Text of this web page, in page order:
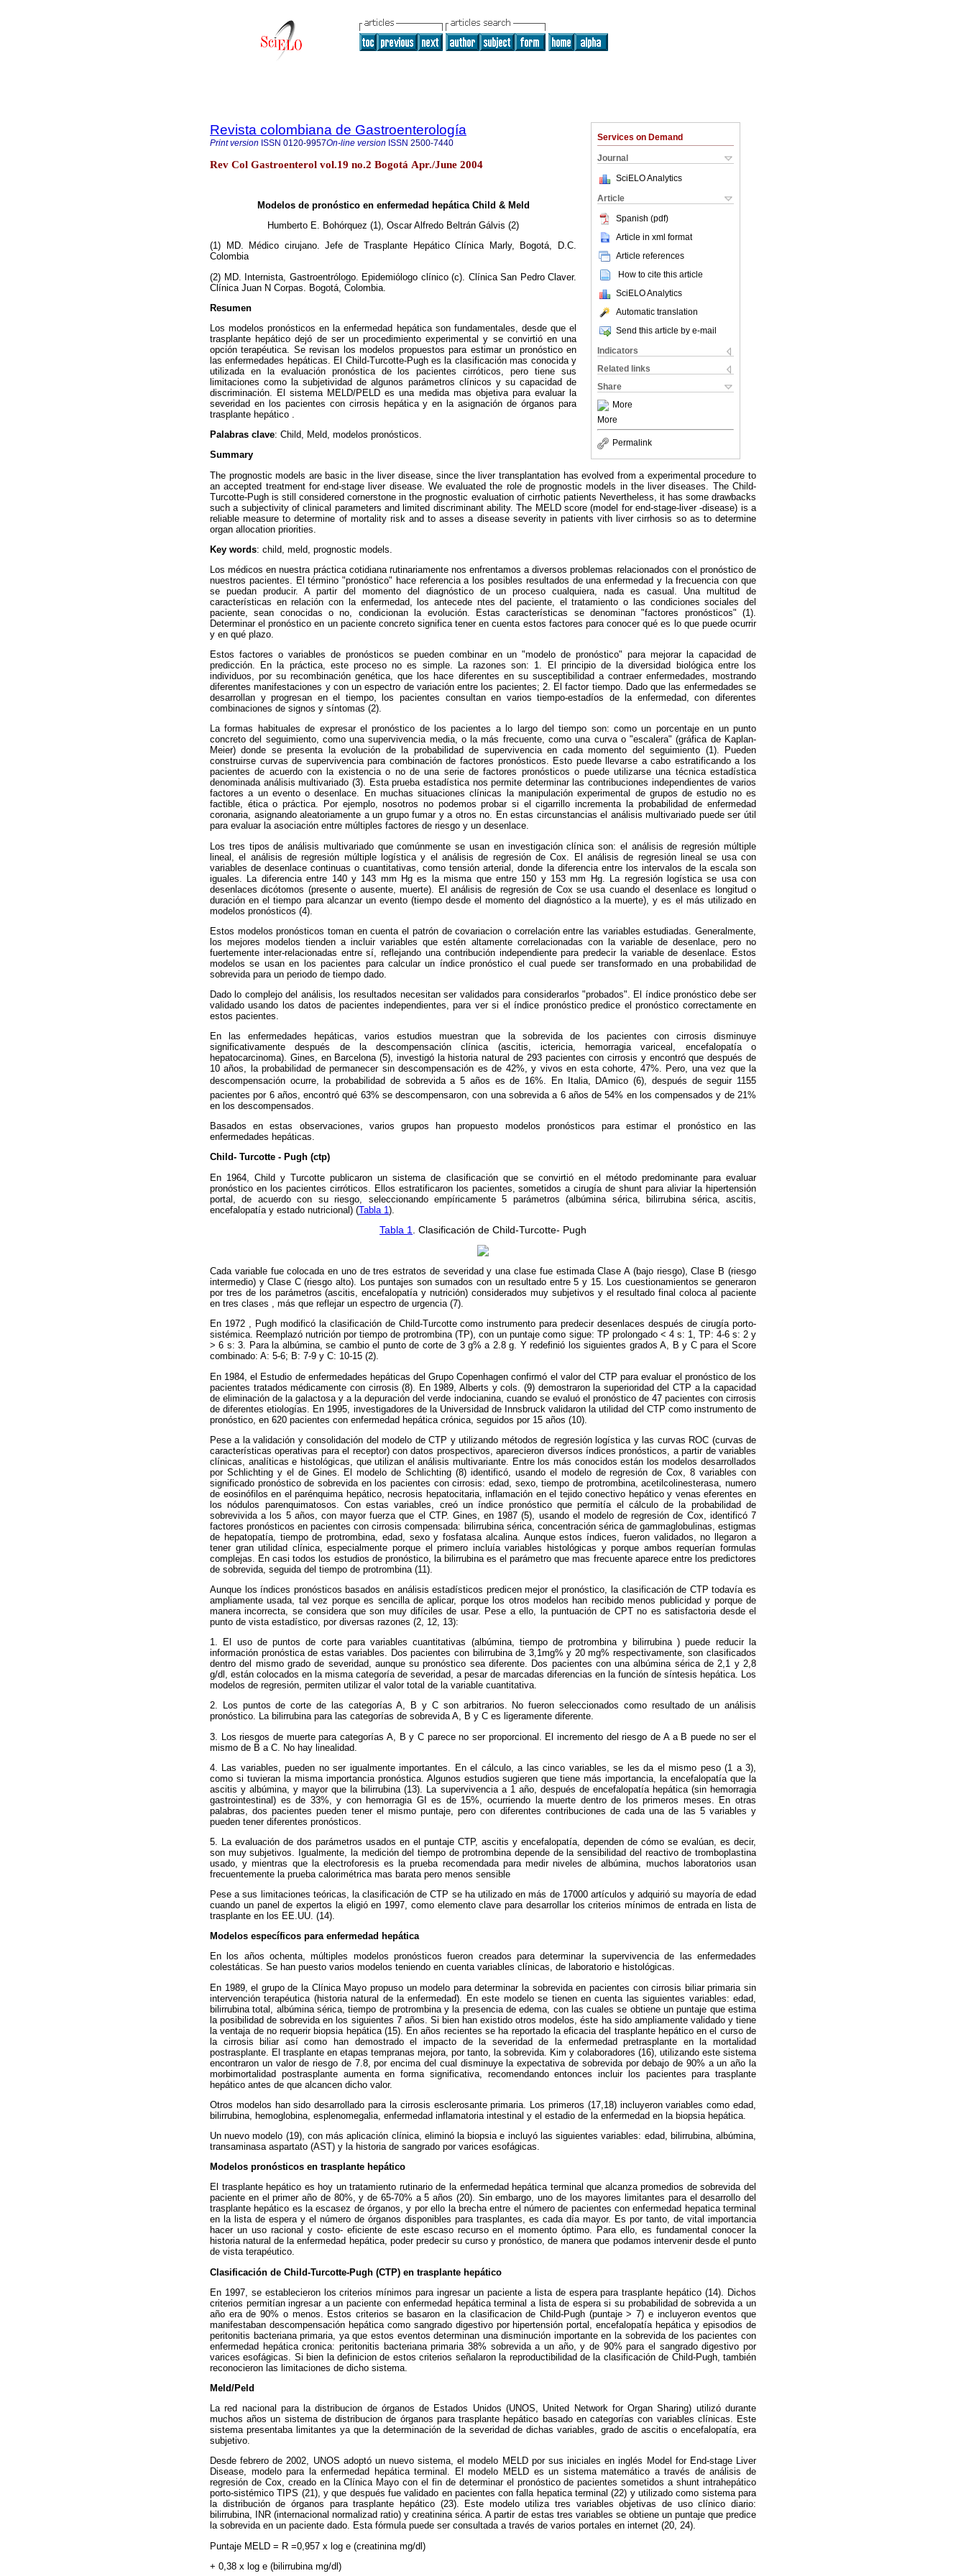
Services on Demand
Journal
SciELO Analytics
Article
Spanish (pdf)
Article in xml format
Article references
How to cite this article
SciELO Analytics
Automatic translation
Send this article by e-mail
Indicators
Related links
Share
More
More
Permalink
Revista colombiana de Gastroenterología
Print version ISSN 0120-9957On-line version ISSN 2500-7440
Rev Col Gastroenterol vol.19 no.2 Bogotá Apr./June 2004
Modelos de pronóstico en enfermedad hepática Child & Meld
Humberto E. Bohórquez (1), Oscar Alfredo Beltrán Gálvis (2)
(1) MD. Médico cirujano. Jefe de Trasplante Hepático Clínica Marly, Bogotá, D.C.
Colombia
(2) MD. Internista, Gastroentrólogo. Epidemiólogo clínico (c). Clínica San Pedro Claver.
Clínica Juan N Corpas. Bogotá, Colombia.
Resumen
Los modelos pronósticos en la enfermedad hepática son fundamentales, desde que el
trasplante hepático dejó de ser un procedimiento experimental y se convirtió en una
opción terapéutica. Se revisan los modelos propuestos para estimar un pronóstico en
las enfermedades hepáticas. El Child-Turcotte-Pugh es la clasificación mas conocida y
utilizada en la evaluación pronóstica de los pacientes cirróticos, pero tiene sus
limitaciones como la subjetividad de algunos parámetros clínicos y su capacidad de
discriminación. El sistema MELD/PELD es una medida mas objetiva para evaluar la
severidad en los pacientes con cirrosis hepática y en la asignación de órganos para
trasplante hepático .
Palabras clave: Child, Meld, modelos pronósticos.
Summary
The prognostic models are basic in the liver disease, since the liver transplantation has evolved from a experimental procedure to
an accepted treatment for end-stage liver disease. We evaluated the role de prognostic models in the liver diseases. The Child-
Turcotte-Pugh is still considered cornerstone in the prognostic evaluation of cirrhotic patients Nevertheless, it has some drawbacks
such a subjectivity of clinical parameters and limited discriminant ability. The MELD score (model for end-stage-liver -disease) is a
reliable measure to determine of mortality risk and to asses a disease severity in patients vith liver cirrhosis so as to determine
organ allocation priorities.
Key words: child, meld, prognostic models.
Los médicos en nuestra práctica cotidiana rutinariamente nos enfrentamos a diversos problemas relacionados con el pronóstico de
nuestros pacientes. El término "pronóstico" hace referencia a los posibles resultados de una enfermedad y la frecuencia con que
se puedan producir. A partir del momento del diagnóstico de un proceso cualquiera, nada es casual. Una multitud de
características en relación con la enfermedad, los antecede ntes del paciente, el tratamiento o las condiciones sociales del
paciente, sean conocidas o no, condicionan la evolución. Estas características se denominan "factores pronósticos" (1).
Determinar el pronóstico en un paciente concreto significa tener en cuenta estos factores para conocer qué es lo que puede ocurrir
y en qué plazo.
Estos factores o variables de pronósticos se pueden combinar en un "modelo de pronóstico" para mejorar la capacidad de
predicción. En la práctica, este proceso no es simple. La razones son: 1. El principio de la diversidad biológica entre los
individuos, por su recombinación genética, que los hace diferentes en su susceptibilidad a contraer enfermedades, mostrando
diferentes manifestaciones y con un espectro de variación entre los pacientes; 2. El factor tiempo. Dado que las enfermedades se
desarrollan y progresan en el tiempo, los pacientes consultan en varios tiempo-estadíos de la enfermedad, con diferentes
combinaciones de signos y síntomas (2).
La formas habituales de expresar el pronóstico de los pacientes a lo largo del tiempo son: como un porcentaje en un punto
concreto del seguimiento, como una supervivencia media, o la más frecuente, como una curva o "escalera" (gráfica de Kaplan-
Meier) donde se presenta la evolución de la probabilidad de supervivencia en cada momento del seguimiento (1). Pueden
construirse curvas de supervivencia para combinación de factores pronósticos. Esto puede llevarse a cabo estratificando a los
pacientes de acuerdo con la existencia o no de una serie de factores pronósticos o puede utilizarse una técnica estadística
denominada análisis multivariado (3). Esta prueba estadística nos permite determinar las contribuciones independientes de varios
factores a un evento o desenlace. En muchas situaciones clínicas la manipulación experimental de grupos de estudio no es
factible, ética o práctica. Por ejemplo, nosotros no podemos probar si el cigarrillo incrementa la probabilidad de enfermedad
coronaria, asignando aleatoriamente a un grupo fumar y a otros no. En estas circunstancias el análisis multivariado puede ser útil
para evaluar la asociación entre múltiples factores de riesgo y un desenlace.
Los tres tipos de análisis multivariado que comúnmente se usan en investigación clínica son: el análisis de regresión múltiple
lineal, el análisis de regresión múltiple logística y el análisis de regresión de Cox. El análisis de regresión lineal se usa con
variables de desenlace continuas o cuantitativas, como tensión arterial, donde la diferencia entre los intervalos de la escala son
iguales. La diferencia entre 140 y 143 mm Hg es la misma que entre 150 y 153 mm Hg. La regresión logística se usa con
desenlaces dicótomos (presente o ausente, muerte). El análisis de regresión de Cox se usa cuando el desenlace es longitud o
duración en el tiempo para alcanzar un evento (tiempo desde el momento del diagnóstico a la muerte), y es el más utilizado en
modelos pronósticos (4).
Estos modelos pronósticos toman en cuenta el patrón de covariacion o correlación entre las variables estudiadas. Generalmente,
los mejores modelos tienden a incluir variables que estén altamente correlacionadas con la variable de desenlace, pero no
fuertemente inter-relacionadas entre sí, reflejando una contribución independiente para predecir la variable de desenlace. Estos
modelos se usan en los pacientes para calcular un índice pronóstico el cual puede ser transformado en una probabilidad de
sobrevida para un periodo de tiempo dado.
Dado lo complejo del análisis, los resultados necesitan ser validados para considerarlos "probados". El índice pronóstico debe ser
validado usando los datos de pacientes independientes, para ver si el índice pronóstico predice el pronóstico correctamente en
estos pacientes.
En las enfermedades hepáticas, varios estudios muestran que la sobrevida de los pacientes con cirrosis disminuye
significativamente después de la descompensación clínica (ascitis, ictericia, hemorragia variceal, encefalopatía o
hepatocarcinoma). Gines, en Barcelona (5), investigó la historia natural de 293 pacientes con cirrosis y encontró que después de
10 años, la probabilidad de permanecer sin descompensación es de 42%, y vivos en esta cohorte, 47%. Pero, una vez que la
descompensación ocurre, la probabilidad de sobrevida a 5 años es de 16%. En Italia, DAmico (6), después de seguir 1155
pacientes por 6 años, encontró qué 63% se descompensaron, con una sobrevida a 6 años de 54% en los compensados y de 21%
en los descompensados.
Basados en estas observaciones, varios grupos han propuesto modelos pronósticos para estimar el pronóstico en las
enfermedades hepáticas.
Child- Turcotte - Pugh (ctp)
En 1964, Child y Turcotte publicaron un sistema de clasificación que se convirtió en el método predominante para evaluar
pronóstico en los pacientes cirróticos. Ellos estratificaron los pacientes, sometidos a cirugía de shunt para aliviar la hipertensión
portal, de acuerdo con su riesgo, seleccionando empíricamente 5 parámetros (albúmina sérica, bilirrubina sérica, ascitis,
encefalopatía y estado nutricional) (Tabla 1).
Tabla 1
. Clasificación de Child-Turcotte- Pugh
Cada variable fue colocada en uno de tres estratos de severidad y una clase fue estimada Clase A (bajo riesgo), Clase B (riesgo
intermedio) y Clase C (riesgo alto). Los puntajes son sumados con un resultado entre 5 y 15. Los cuestionamientos se generaron
por tres de los parámetros (ascitis, encefalopatía y nutrición) considerados muy subjetivos y el resultado final coloca al paciente
en tres clases , más que reflejar un espectro de urgencia (7).
En 1972 , Pugh modificó la clasificación de Child-Turcotte como instrumento para predecir desenlaces después de cirugía porto-
sistémica. Reemplazó nutrición por tiempo de protrombina (TP), con un puntaje como sigue: TP prolongado < 4 s: 1, TP: 4-6 s: 2 y
> 6 s: 3. Para la albúmina, se cambio el punto de corte de 3 g% a 2.8 g. Y redefinió los siguientes grados A, B y C para el Score
combinado: A: 5-6; B: 7-9 y C: 10-15 (2).
En 1984, el Estudio de enfermedades hepáticas del Grupo Copenhagen confirmó el valor del CTP para evaluar el pronóstico de los
pacientes tratados médicamente con cirrosis (8). En 1989, Alberts y cols. (9) demostraron la superioridad del CTP a la capacidad
de eliminación de la galactosa y a la depuración del verde indocianina, cuando se evaluó el pronóstico de 47 pacientes con cirrosis
de diferentes etiologías. En 1995, investigadores de la Universidad de Innsbruck validaron la utilidad del CTP como instrumento de
pronóstico, en 620 pacientes con enfermedad hepática crónica, seguidos por 15 años (10).
Pese a la validación y consolidación del modelo de CTP y utilizando métodos de regresión logística y las curvas ROC (curvas de
características operativas para el receptor) con datos prospectivos, aparecieron diversos índices pronósticos, a partir de variables
clínicas, analíticas e histológicas, que utilizan el análisis multivariante. Entre los más conocidos están los modelos desarrollados
por Schlichting y el de Gines. El modelo de Schlichting (8) identificó, usando el modelo de regresión de Cox, 8 variables con
significado pronóstico de sobrevida en los pacientes con cirrosis: edad, sexo, tiempo de protrombina, acetilcolinesterasa, numero
de eosinófilos en el parénquima hepático, necrosis hepatocitaria, inflamación en el tejido conectivo hepático y venas eferentes en
los nódulos parenquimatosos. Con estas variables, creó un índice pronóstico que permitía el cálculo de la probabilidad de
sobrevivida a los 5 años, con mayor fuerza que el CTP. Gines, en 1987 (5), usando el modelo de regresión de Cox, identificó 7
factores pronósticos en pacientes con cirrosis compensada: bilirrubina sérica, concentración sérica de gammaglobulinas, estigmas
de hepatopatía, tiempo de protrombina, edad, sexo y fosfatasa alcalina. Aunque estos índices, fueron validados, no llegaron a
tener gran utilidad clínica, especialmente porque el primero incluía variables histológicas y porque ambos requerían formulas
complejas. En casi todos los estudios de pronóstico, la bilirrubina es el parámetro que mas frecuente aparece entre los predictores
de sobrevida, seguida del tiempo de protrombina (11).
Aunque los índices pronósticos basados en análisis estadísticos predicen mejor el pronóstico, la clasificación de CTP todavía es
ampliamente usada, tal vez porque es sencilla de aplicar, porque los otros modelos han recibido menos publicidad y porque de
manera incorrecta, se considera que son muy difíciles de usar. Pese a ello, la puntuación de CPT no es satisfactoria desde el
punto de vista estadístico, por diversas razones (2, 12, 13):
1. El uso de puntos de corte para variables cuantitativas (albúmina, tiempo de protrombina y bilirrubina ) puede reducir la
información pronóstica de estas variables. Dos pacientes con bilirrubina de 3,1mg% y 20 mg% respectivamente, son clasificados
dentro del mismo grado de severidad, aunque su pronóstico sea diferente. Dos pacientes con una albúmina sérica de 2,1 y 2,8
g/dl, están colocados en la misma categoría de severidad, a pesar de marcadas diferencias en la función de síntesis hepática. Los
modelos de regresión, permiten utilizar el valor total de la variable cuantitativa.
2. Los puntos de corte de las categorías A, B y C son arbitrarios. No fueron seleccionados como resultado de un análisis
pronóstico. La bilirrubina para las categorías de sobrevida A, B y C es ligeramente diferente.
3. Los riesgos de muerte para categorías A, B y C parece no ser proporcional. El incremento del riesgo de A a B puede no ser el
mismo de B a C. No hay linealidad.
4. Las variables, pueden no ser igualmente importantes. En el cálculo, a las cinco variables, se les da el mismo peso (1 a 3),
como si tuvieran la misma importancia pronóstica. Algunos estudios sugieren que tiene más importancia, la encefalopatía que la
ascitis y albúmina, y mayor que la bilirrubina (13). La supervivencia a 1 año, después de encefalopatía hepática (sin hemorragia
gastrointestinal) es de 33%, y con hemorragia GI es de 15%, ocurriendo la muerte dentro de los primeros meses. En otras
palabras, dos pacientes pueden tener el mismo puntaje, pero con diferentes contribuciones de cada una de las 5 variables y
pueden tener diferentes pronósticos.
5. La evaluación de dos parámetros usados en el puntaje CTP, ascitis y encefalopatía, dependen de cómo se evalúan, es decir,
son muy subjetivos. Igualmente, la medición del tiempo de protrombina depende de la sensibilidad del reactivo de tromboplastina
usado, y mientras que la electroforesis es la prueba recomendada para medir niveles de albúmina, muchos laboratorios usan
frecuentemente la prueba calorimétrica mas barata pero menos sensible
Pese a sus limitaciones teóricas, la clasificación de CTP se ha utilizado en más de 17000 artículos y adquirió su mayoría de edad
cuando un panel de expertos la eligió en 1997, como elemento clave para desarrollar los criterios mínimos de entrada en lista de
trasplante en los EE.UU. (14).
Modelos específicos para enfermedad hepática
En los años ochenta, múltiples modelos pronósticos fueron creados para determinar la supervivencia de las enfermedades
colestáticas. Se han puesto varios modelos teniendo en cuenta variables clínicas, de laboratorio e histológicas.
En 1989, el grupo de la Clínica Mayo propuso un modelo para determinar la sobrevida en pacientes con cirrosis biliar primaria sin
intervención terapéutica (historia natural de la enfermedad). En este modelo se tienen en cuenta las siguientes variables: edad,
bilirrubina total, albúmina sérica, tiempo de protrombina y la presencia de edema, con las cuales se obtiene un puntaje que estima
la posibilidad de sobrevida en los siguientes 7 años. Si bien han existido otros modelos, éste ha sido ampliamente validado y tiene
la ventaja de no requerir biopsia hepática (15). En años recientes se ha reportado la eficacia del trasplante hepático en el curso de
la cirrosis biliar así como han demostrado el impacto de la severidad de la enfermedad pretrasplante en la mortalidad
postrasplante. El trasplante en etapas tempranas mejora, por tanto, la sobrevida. Kim y colaboradores (16), utilizando este sistema
encontraron un valor de riesgo de 7.8, por encima del cual disminuye la expectativa de sobrevida por debajo de 90% a un año la
morbimortalidad postrasplante aumenta en forma significativa, recomendando entonces incluir los pacientes para trasplante
hepático antes de que alcancen dicho valor.
Otros modelos han sido desarrollado para la cirrosis esclerosante primaria. Los primeros (17,18) incluyeron variables como edad,
bilirrubina, hemoglobina, esplenomegalia, enfermedad inflamatoria intestinal y el estadio de la enfermedad en la biopsia hepática.
Un nuevo modelo (19), con más aplicación clínica, eliminó la biopsia e incluyó las siguientes variables: edad, bilirrubina, albúmina,
transaminasa aspartato (AST) y la historia de sangrado por varices esofágicas.
Modelos pronósticos en trasplante hepático
El trasplante hepático es hoy un tratamiento rutinario de la enfermedad hepática terminal que alcanza promedios de sobrevida del
paciente en el primer año de 80%, y de 65-70% a 5 años (20). Sin embargo, uno de los mayores limitantes para el desarrollo del
trasplante hepático es la escasez de órganos, y por ello la brecha entre el número de pacientes con enfermedad hepatica terminal
en la lista de espera y el número de órganos disponibles para trasplantes, es cada día mayor. Es por tanto, de vital importancia
hacer un uso racional y costo- eficiente de este escaso recurso en el momento óptimo. Para ello, es fundamental conocer la
historia natural de la enfermedad hepática, poder predecir su curso y pronóstico, de manera que podamos intervenir desde el punto
de vista terapéutico.
Clasificación de Child-Turcotte-Pugh (CTP) en trasplante hepático
En 1997, se establecieron los criterios mínimos para ingresar un paciente a lista de espera para trasplante hepático (14). Dichos
criterios permitían ingresar a un paciente con enfermedad hepática terminal a lista de espera si su probabilidad de sobrevida a un
año era de 90% o menos. Estos criterios se basaron en la clasificacion de Child-Pugh (puntaje > 7) e incluyeron eventos que
manifestaban descompensación hepática como sangrado digestivo por hipertensión portal, encefalopatía hepática y episodios de
peritonitis bacteriana primaria, ya que estos eventos determinan una disminución importante en la sobrevida de los pacientes con
enfermedad hepática cronica: peritonitis bacteriana primaria 38% sobrevida a un año, y de 90% para el sangrado digestivo por
varices esofágicas. Si bien la definicion de estos criterios señalaron la reproductibilidad de la clasificación de Child-Pugh, también
reconocieron las limitaciones de dicho sistema.
Meld/Peld
La red nacional para la distribucion de órganos de Estados Unidos (UNOS, United Network for Organ Sharing) utilizó durante
muchos años un sistema de distribucion de órganos para trasplante hepático basado en categorías con variables clínicas. Este
sistema presentaba limitantes ya que la determinación de la severidad de dichas variables, grado de ascitis o encefalopatía, era
subjetivo.
Desde febrero de 2002, UNOS adoptó un nuevo sistema, el modelo MELD por sus iniciales en inglés Model for End-stage Liver
Disease, modelo para la enfermedad hepática terminal. El modelo MELD es un sistema matemático a través de análisis de
regresión de Cox, creado en la Clínica Mayo con el fin de determinar el pronóstico de pacientes sometidos a shunt intrahepático
porto-sistémico TIPS (21), y que después fue validado en pacientes con falla hepatica terminal (22) y utilizado como sistema para
la distribución de órganos para trasplante hepático (23). Este modelo utiliza tres variables objetivas de uso clínico diario:
bilirrubina, INR (internacional normalizad ratio) y creatinina sérica. A partir de estas tres variables se obtiene un puntaje que predice
la sobrevida en un paciente dado. Esta fórmula puede ser consultada a través de varios portales en internet (20, 24).
Puntaje MELD = R =0,957 x log e (creatinina mg/dl)
+ 0,38 x log e (bilirrubina mg/dl)